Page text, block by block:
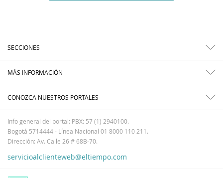
SECCIONES
MÁS INFORMACIÓN
CONOZCA NUESTROS PORTALES
Info general del portal: PBX: 57 (1) 2940100.
Bogotá 5714444 - Línea Nacional 01 8000 110 211.
Dirección: Av. Calle 26 # 68B-70.
servicioalclienteweb@eltiempo.com